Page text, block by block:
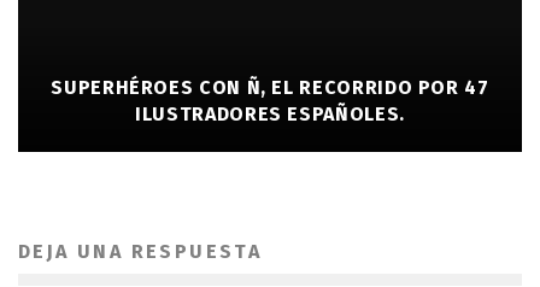
SUPERHÉROES CON Ñ, EL RECORRIDO POR 47
ILUSTRADORES ESPAÑOLES.
DEJA UNA RESPUESTA